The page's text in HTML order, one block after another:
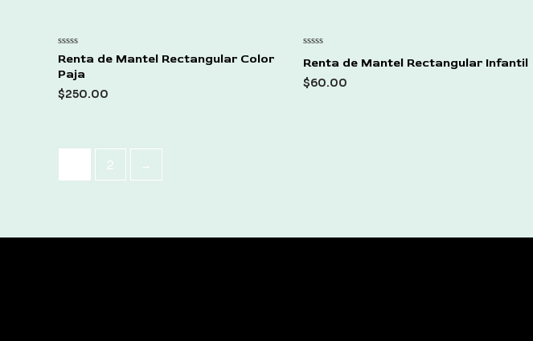
Rated
0
out
5
Renta de Mantel Rectangular Color
Paja
$250.00
0
out
of
Renta de Mantel Rectangular Infantil
$60.00
2 →